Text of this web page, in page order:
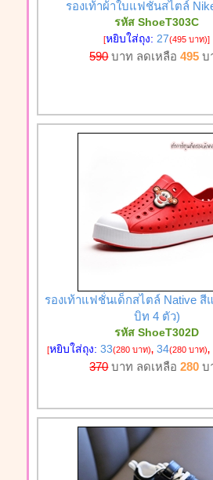
รองเท้าผ้าใบแฟชั่นสไตล์
รหัส ShoeT303C
[หยิบใส่ถุง: 27(495 บาท)]
590บาท ลดเหลือ495 บ
รองเท้าแฟชั่นเด็กสไตล์ Native
บิท 4 ตัว)
รหัส ShoeT302D
[หยิบใส่ถุง:33(280 บาท), 34(280 บาท),
370บาท ลดเหลือ280 บ